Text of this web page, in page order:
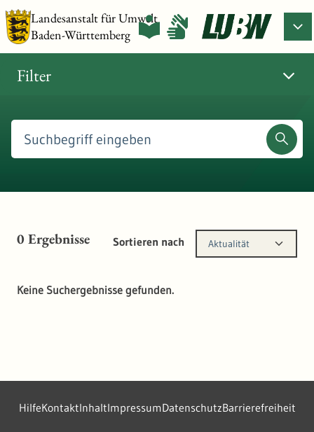
Landesanstalt für Umwelt
Baden-Württemberg
Filter
0Ergebnisse Sortieren nach Aktualität
Keine Suchergebnisse gefunden.
HilfeKontaktInhaltImpressumDatenschutzBarrierefreiheit